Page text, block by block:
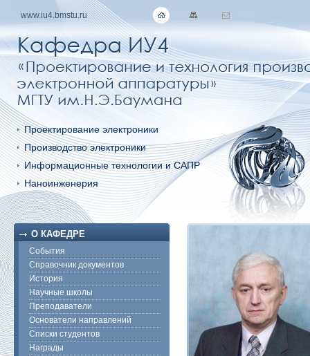
www.iu4.bmstu.ru
Проектирование электроники
Производство электроники
Информационные технологии и САПР
Наноинженерия
О КАФЕДРЕ
События
Справочник документов
История
Научные школы
Преподаватели
Основатели направлений
Списки студентов
Награды